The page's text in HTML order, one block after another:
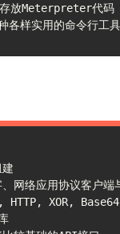
放Meterpreter代码
各样实用的命令行工具
网络应用协议客户端
HTTP, XOR,